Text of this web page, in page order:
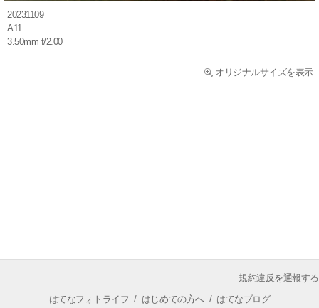
20231109
A11
3.50mm f/2.00
オリジナルサイズを表示
規約違反を通報する
はてなフォトライフ / はじめての方へ/ はてなブログ